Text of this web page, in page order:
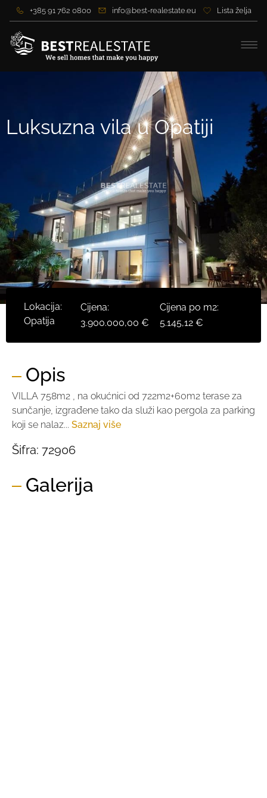
+385 91 762 0800 info@best-realestate.eu Lista želja
Luksuzna vila u Opatiji
Lokacija:
Opatija
Cijena:
3.900.000,00 €
Cijena po m2:
5.145,12 €
Opis
VILLA 758m2 , na okućnici od 722m2+60m2 terase za
sunčanje, izgrađene tako da služi kao pergola za parking
koji se nalaz... Saznaj više
Šifra: 72906
Galerija